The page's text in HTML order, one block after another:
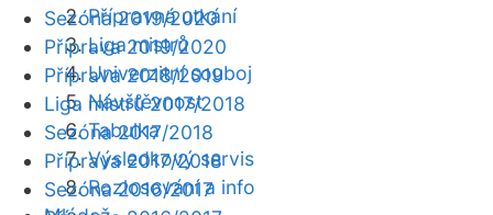
Přípravná utkání
Liga mistrů
Univerzitní souboj
Návštěvnost
Tabulka
Výsledkový servis
Rozlosování a info
Sezóna 2019/2020
Příprava 2019/2020
Příprava 2018/2019
Liga mistrů 2017/2018
Sezóna 2017/2018
Příprava 2017/2018
Sezóna 2016/2017